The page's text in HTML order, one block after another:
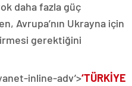
daha fazla güç
Avrupa’nın Ukrayna için
gerektiğini
inline-adv’>‘TÜRKİYE